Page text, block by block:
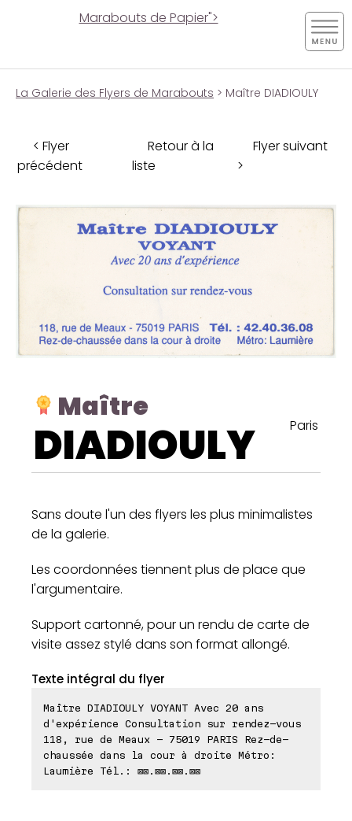
Marabouts de Papier">
La Galerie des Flyers de Marabouts > Maître DIADIOULY
< Flyer
précédent
Retour à la
liste
Flyer suivant
>
Maître
DIADIOULY Paris
Sans doute l'un des flyers les plus minimalistes
de la galerie.
Les coordonnées tiennent plus de place que
l'argumentaire.
Support cartonné, pour un rendu de carte de
visite assez stylé dans son format allongé.
Texte intégral du flyer
Maître DIADIOULY VOYANT Avec 20 ans
d'expérience Consultation sur rendez-vous
118, rue de Meaux - 75019 PARIS Rez-de-
chaussée dans la cour à droite Métro:
Laumière Tél.: ⊠⊠.⊠⊠.⊠⊠.⊠⊠